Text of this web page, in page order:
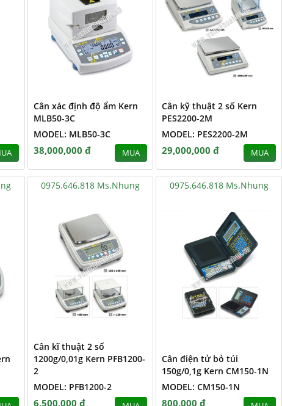
Cân xác định độ ẩm Kern
MLB50-3C
MODEL: MLB50-3C
38,000,000 đ MUA
Cân kỹ thuật 2 số Kern
PES2200-2M
MODEL: PES2200-2M
29,000,000 đ MUA
0975.646.818 Ms.Nhung
Cân kĩ thuật 2 số
1200g/0,01g Kern PFB1200-
2
MODEL: PFB1200-2
6,500,000 đ
0975.646.818 Ms.Nhung
Cân điện tử bỏ túi
150g/0,1g Kern CM150-1N
MODEL: CM150-1N
800,000 đ